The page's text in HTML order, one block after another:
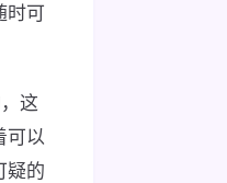
时可
这
可以
疑的